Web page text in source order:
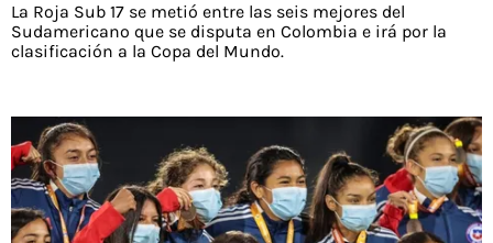
La Roja Sub 17 se metió entre las seis mejores del
Sudamericano que se disputa en Colombia e irá por la
clasificación a la Copa del Mundo.